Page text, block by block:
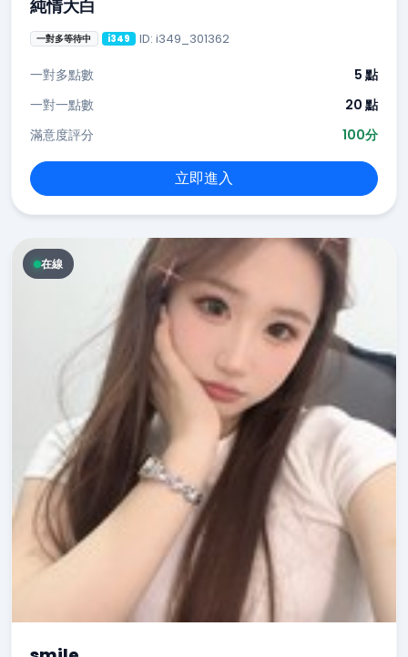
純情大白
一對多等待中 i349 ID: i349_301362
一對多點數
5 點
一對一點數
20 點
滿意度評分
100分
立即進入
在線